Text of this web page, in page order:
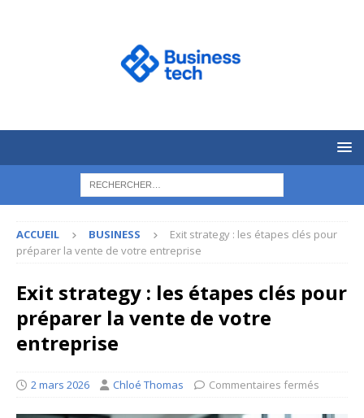
ACCUEIL BUSINESS
Exit strategy : les étapes clés pour
préparer la vente de votre entreprise
Exit strategy : les étapes clés pour
préparer la vente de votre
entreprise
2 mars 2026 Chloé Thomas Commentaires fermés